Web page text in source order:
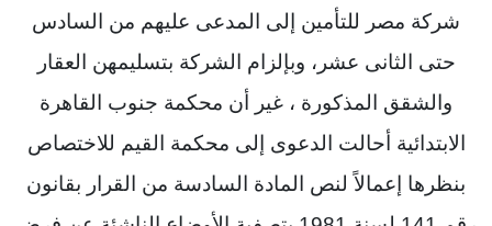
شركة مصر للتأمين إلى المدعى عليهم من السادس
حتى الثانى عشر، وبإلزام الشركة بتسليمهن العقار
والشقق المذكورة ، غير أن محكمة جنوب القاهرة
الابتدائية أحالت الدعوى إلى محكمة القيم للاختصاص
بنظرها إعمالاً لنص المادة السادسة من القرار بقانون